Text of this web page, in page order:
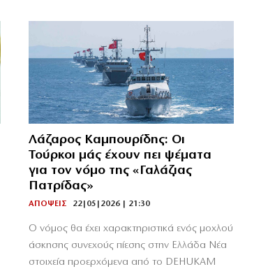
Λάζαρος Καμπουρίδης: Οι
Τούρκοι μάς έχουν πει ψέματα
για τον νόμο της «Γαλάζιας
Πατρίδας»
ΑΠΟΨΕΙΣ 22|05|2026 | 21:30
Ο νόμος θα έχει χαρακτηριστικά ενός μοχλού
άσκησης συνεχούς πίεσης στην Ελλάδα Νέα
στοιχεία προερχόμενα από το DEHUKAM